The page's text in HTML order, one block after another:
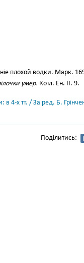
плохой водки. Марк.
умер. Котл. Ен. II. 9.
в 4-х тт. / За ред. Б.
Поділитись: